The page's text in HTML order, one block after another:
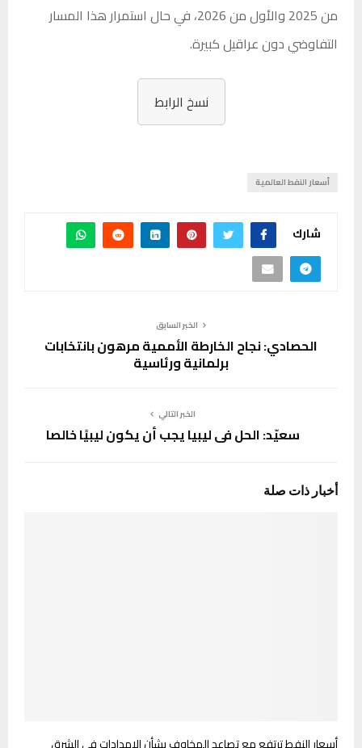
من 2025 والأول من 2026، في حال استمرار هذا المسار
التفاوضي دون عراقيل كبيرة.
نسخ الرابط
أسعار النفط العالمية
شارك
الخبر السابق
الحصادي: نجاح الخارطة الأممية مرهون بانتخابات
برلمانية ورئاسية
الخبر التالي
سعيّد: الحل في ليبيا يجب أن يكون ليبيًا خالصا
أخبار ذات صلة
أسعار النفط ترتفع مع تصاعد المخاوف بشأن الإمدادات في الشرق